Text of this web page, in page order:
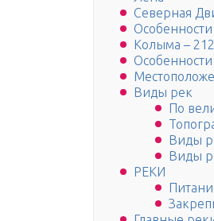
Северная
Колыма –
Виды рек
По
Виды
Виды
РЕКИ